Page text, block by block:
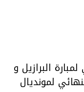
البرازيل و
لمونديال